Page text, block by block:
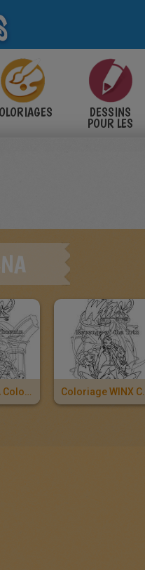
DESSINS
POUR LES
WINX CLUB À Colorier Gratuitement